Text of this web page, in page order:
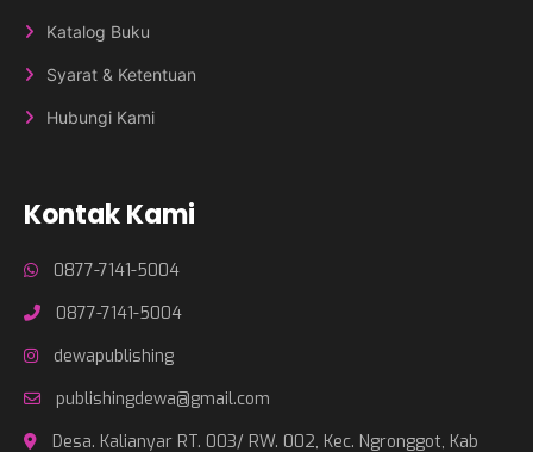
Katalog Buku
Syarat & Ketentuan
Hubungi Kami
Kontak Kami
0877-7141-5004
0877-7141-5004
dewapublishing
publishingdewa@gmail.com
Desa. Kalianyar RT. 003/ RW. 002, Kec. Ngronggot, Kab